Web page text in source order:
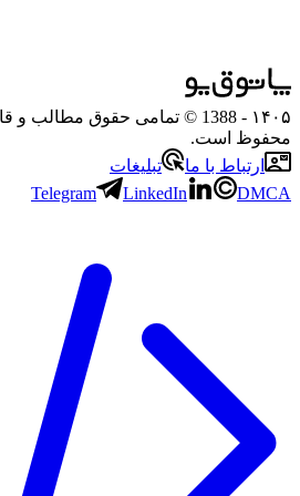
۱۴۰۵
- 1388 © تمامی حقوق مطالب و
محفوظ است.
ارتباط با ما
تبلیغات
Telegram
LinkedIn DMCA